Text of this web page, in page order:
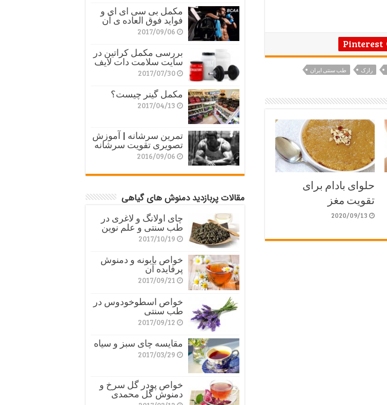
Pinterest
رازک طب سنتی ایران
حلوای بادام برای
تقویت مغز
2020/09/13
مکمل بی سی ای ای و
فواید فوق العاده ی آن
2017/09/06
بررسی مکمل کراتین در
سایت سلامت دات لایف
2017/07/30
مکمل گینر چیست؟
2017/04/13
تمرین سرشانه | آموزش
تصویری تقویت سرشانه
2016/09/06
مقالات پربازدید دمنوش های گیاهی
چای اولانگ و لاغری در
طب سنتی و علم نوین
2017/10/19
خواص بابونه و دمنوش
پرفایده آن
2017/09/21
خواص اسطوخودوس در
طب سنتی
2017/09/12
مقایسه چای سبز و سیاه
2017/03/29
خواص پودر گل سرخ و
دمنوش گل محمدی